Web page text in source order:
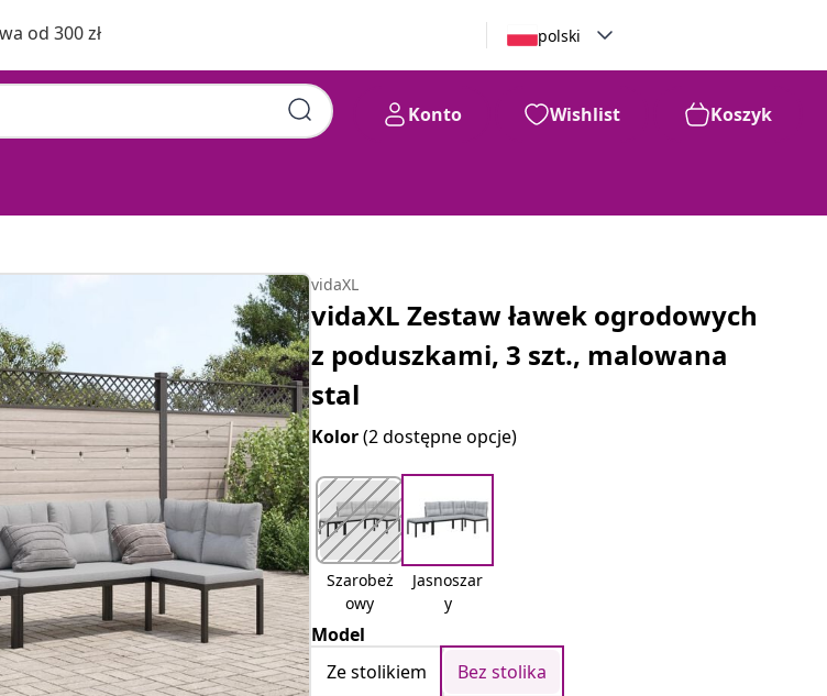
Darmowa dostawa od 300 zł polski
Konto Wishlist Koszyk
vidaXL
vidaXL Zestaw ławek ogrodowych
z poduszkami, 3 szt., malowana
stal
Kolor(2 dostępne opcje)
Szarobeż
owy
Jasnoszar
y
Model
Ze stolikiem
Bez stolika